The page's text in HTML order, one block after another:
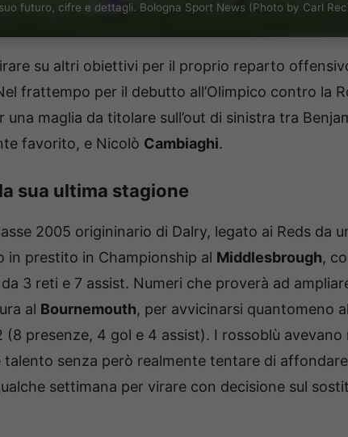
futuro, cifre e dettagli. Bologna Sport News (Photo by Carl
su altri obiettivi per il proprio reparto
frattempo per il debutto all’Olimpico contro la
maglia da titolare sull’out di sinistra tra
favorito, e Nicolò Cambiaghi.
sua ultima stagione
2005 origininario di Dalry, legato ai Reds da
in prestito in Championship al Middlesbrough,
3 reti e 7 assist. Numeri che proverà ad
al Bournemouth, per avvicinarsi quantomeno
(8 presenze, 4 gol e 4 assist). I rossoblù
talento senza però realmente tentare di
settimana per virare con decisione sul